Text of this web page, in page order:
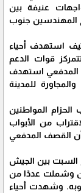
عنيفة بين
المهندسين جنوب
استهدف أحياء
قوات الدعم
المدفعي استهدف
للمدينة
المواطنين
من الأبواب
أن القصف المدفعي
السبت بين الجيش
وشملت عددًا من
وشهدت أحياء